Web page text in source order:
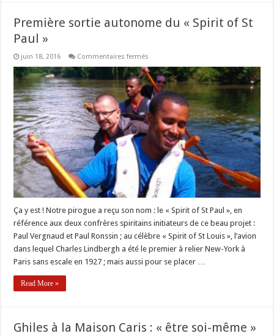
Première sortie autonome du « Spirit of St
Paul »
juin 18, 2016 Commentaires fermés
sortie
autonome
du
« Spirit
of
St
Paul »
Ça y est ! Notre pirogue a reçu son nom : le « Spirit of St Paul », en
référence aux deux confrères spiritains initiateurs de ce beau projet :
Paul Vergnaud et Paul Ronssin ; au célèbre « Spirit of St Louis », l’avion
dans lequel Charles Lindbergh a été le premier à relier New-York à
Paris sans escale en 1927 ; mais aussi pour se placer …
Read More »
Ghiles à la Maison Caris : « être soi-même »